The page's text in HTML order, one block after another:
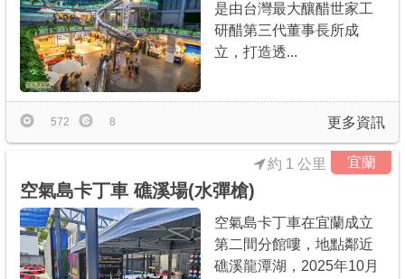
是由台灣最大釀醋世家工
研醋第三代董事長所成
立，打造透...
更多資訊
572 8
宜蘭
空氣島卡丁車 礁溪場(水彈槍)
約 1 公里
空氣島卡丁車在宜蘭成立
第二間分館嘍，地點鄰近
礁溪龍潭湖，2025年10月